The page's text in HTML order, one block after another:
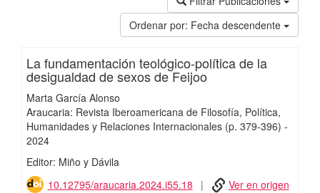
Ordenar por: Fecha descendente
La fundamentación teológico-política de la
desigualdad de sexos de Feijoo
Marta García Alonso
Araucaria: Revista Iberoamericana de Filosofía, Política,
Humanidades y Relaciones Internacionales (p. 379-396) -
2024
Editor: Miño y Dávila
10.12795/araucaria.2024.i55.18
Ver en origen